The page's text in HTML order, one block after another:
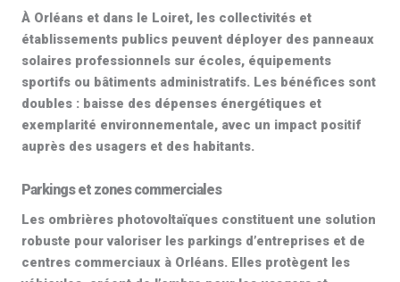
À Orléans et dans le Loiret, les collectivités et
établissements publics peuvent déployer des panneaux
solaires professionnels sur écoles, équipements
sportifs ou bâtiments administratifs. Les bénéfices sont
doubles : baisse des dépenses énergétiques et
exemplarité environnementale, avec un impact positif
auprès des usagers et des habitants.
Parkings et zones commerciales
Les ombrières photovoltaïques constituent une solution
robuste pour valoriser les parkings d’entreprises et de
centres commerciaux à Orléans. Elles protègent les